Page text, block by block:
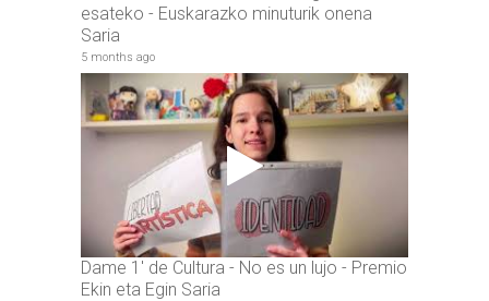
esateko - Euskarazko minuturik onena
Saria
5 months ago
Dame 1' de Cultura - No es un lujo - Premio
Ekin eta Egin Saria